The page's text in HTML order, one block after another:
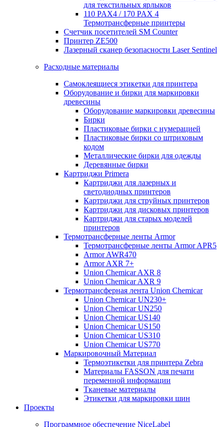
для текстильных ярлыков
110 PAX4 / 170 PAX 4
Термотрансферные принтеры
Счетчик посетителей SM Counter
Принтер ZE500
Лазерный сканер безопасности Laser Sentinel
Расходные материалы
Самоклеящиеся этикетки для принтера
Оборудование и бирки для маркировки
древесины
Оборудование маркировки древесины
Бирки
Пластиковые бирки с нумерацией
Пластиковые бирки со штриховым
кодом
Металлические бирки для одежды
Деревянные бирки
Картриджи Primera
Картриджи для лазерных и
светодиодных принтеров
Картриджи для струйных принтеров
Картриджи для дисковых принтеров
Картриджи для старых моделей
принтеров
Термотрансферные ленты Armor
Термотрансферные ленты Armor APR5
Armor AWR470
Armor AXR 7+
Union Chemicar AXR 8
Union Chemicar AXR 9
Термотрансферная лента Union Chemicar
Union Chemicar UN230+
Union Chemicar UN250
Union Chemicar US140
Union Chemicar US150
Union Chemicar US310
Union Chemicar US770
Маркировочный Материал
Термоэтикетки для принтера Zebra
Материалы FASSON для печати
переменной информации
Тканевые материалы
Этикетки для маркировки шин
Проекты
Программное обеспечение NiceLabel